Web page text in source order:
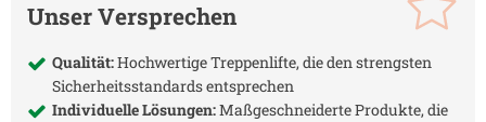
Unser Versprechen
Qualität:Hochwertige Treppenlifte, die den strengsten
Sicherheitsstandards entsprechen
Individuelle Lösungen:Maßgeschneiderte Produkte, die